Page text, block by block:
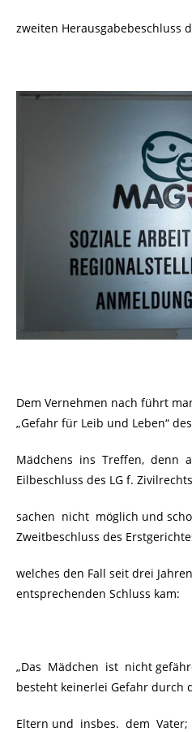
zweiten Herausgabebeschluss
Dem Vernehmen nach führt
„Gefahr für Leib und Leben“ des
Mädchens ins Treffen, denn
Eilbeschluss des LG f.
sachen nicht möglich und
Zweitbeschluss des
welches den Fall seit drei
entsprechenden Schluss kam:
„Das Mädchen ist nicht
besteht keinerlei Gefahr durch
Eltern und insbes. dem